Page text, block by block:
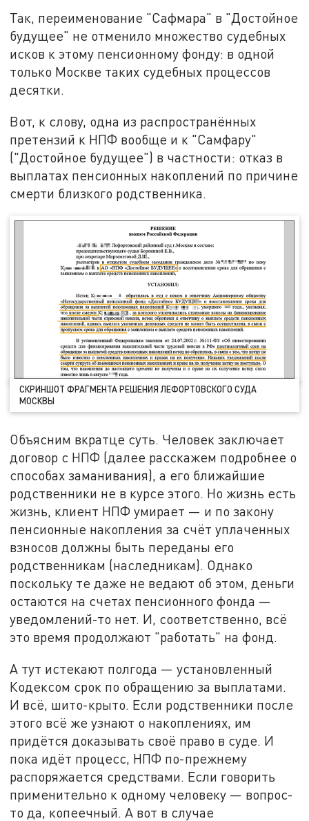
Так, переименование "Сафмара" в "Достойное
будущее" не отменило множество судебных
исков к этому пенсионному фонду: в одной
только Москве таких судебных процессов
десятки.
Вот, к слову, одна из распространённых
претензий к НПФ вообще и к "Самфару"
("Достойное будущее") в частности: отказ в
выплатах пенсионных накоплений по причине
смерти близкого родственника.
СКРИНШОТ ФРАГМЕНТА РЕШЕНИЯ ЛЕФОРТОВСКОГО СУДА
МОСКВЫ
Объясним вкратце суть. Человек заключает
договор с НПФ (далее расскажем подробнее о
способах заманивания), а его ближайшие
родственники не в курсе этого. Но жизнь есть
жизнь, клиент НПФ умирает — и по закону
пенсионные накопления за счёт уплаченных
взносов должны быть переданы его
родственникам (наследникам). Однако
поскольку те даже не ведают об этом, деньги
остаются на счетах пенсионного фонда —
уведомлений-то нет. И, соответственно, всё
это время продолжают "работать" на фонд.
А тут истекают полгода — установленный
Кодексом срок по обращению за выплатами.
И всё, шито-крыто. Если родственники после
этого всё же узнают о накоплениях, им
придётся доказывать своё право в суде. И
пока идёт процесс, НПФ по-прежнему
распоряжается средствами. Если говорить
применительно к одному человеку — вопрос-
то да, копеечный. А вот в случае